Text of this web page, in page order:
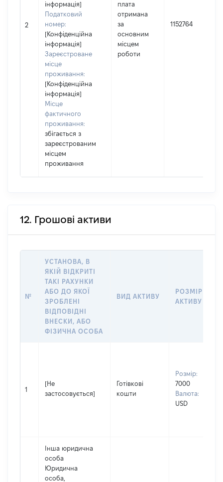
2
інформація]
Податковий
номер:
[Конфіденційна
інформація]
Зареєстроване
місце
проживання:
[Конфіденційна
інформація]
Місце
фактичного
проживання:
збігається з
зареєстрованим
місцем
проживання
плата
отримана
за
основним
місцем
роботи
1152764
12. Грошові активи
№
УСТАНОВА, В
ЯКІЙ ВІДКРИТІ
ТАКІ РАХУНКИ
АБО ДО ЯКОЇ
ЗРОБЛЕНІ
ВІДПОВІДНІ
ВНЕСКИ, АБО
ФІЗИЧНА ОСОБА
ВИД АКТИВУ
РОЗМІР
АКТИВУ
1
[Не
застосовується]
Готівкові
кошти
Розмір:
7000
Валюта:
USD
Інша юридична
особа
Юридична
особа,